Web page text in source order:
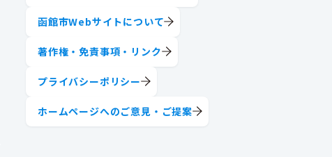
函館市Webサイトについて
著作権・免責事項・リンク
プライバシーポリシー
ホームページへのご意見・ご提案